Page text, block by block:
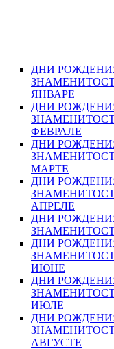
ДНИ
ЯНВАРЕ
ДНИ
ФЕВРАЛЕ
ДНИ
МАРТЕ
ДНИ
АПРЕЛЕ
ДНИ
ДНИ
ИЮНЕ
ДНИ
ИЮЛЕ
ДНИ
АВГУСТЕ